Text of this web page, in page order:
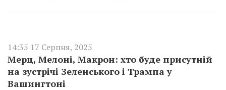
14:35 17 Серпня, 2025
Мерц, Мелоні, Макрон: хто буде присутній
на зустрічі Зеленського і Трампа у
Вашингтоні